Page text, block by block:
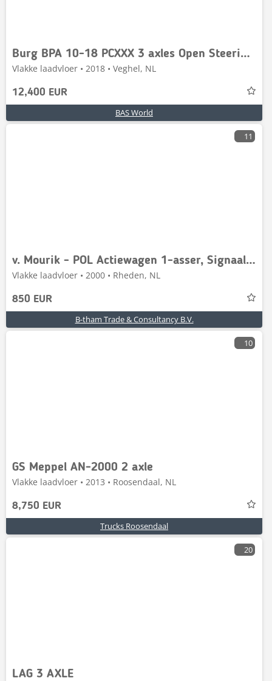
Burg BPA 10-18 PCXXX 3 axles Open Steering Axle
Vlakke laadvloer • 2018 • Veghel, NL
12,400 EUR
BAS World
11
v. Mourik - POL Actiewagen 1-asser, Signaal openkl
Vlakke laadvloer • 2000 • Rheden, NL
850 EUR
B-tham Trade & Consultancy B.V.
10
GS Meppel AN-2000 2 axle
Vlakke laadvloer • 2013 • Roosendaal, NL
8,750 EUR
Trucks Roosendaal
20
LAG 3 AXLE